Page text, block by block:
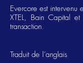
Evercore est intervenu
XTEL, Bain Capital
transaction.
Traduit de l’anglais